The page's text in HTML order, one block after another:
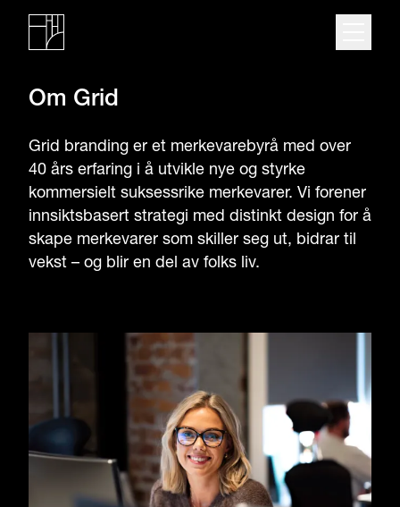
Om Grid
Grid branding er et merkevarebyrå med over
40 års erfaring i å utvikle nye og styrke
kommersielt suksessrike merkevarer. Vi forener
innsiktsbasert strategi med distinkt design for å
skape merkevarer som skiller seg ut, bidrar til
vekst – og blir en del av folks liv.